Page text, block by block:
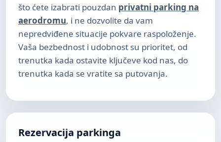
što ćete izabrati pouzdan privatni parking na
aerodromu, i ne dozvolite da vam
nepredviđene situacije pokvare raspoloženje.
Vaša bezbednost i udobnost su prioritet, od
trenutka kada ostavite ključeve kod nas, do
trenutka kada se vratite sa putovanja.
Rezervacija parkinga